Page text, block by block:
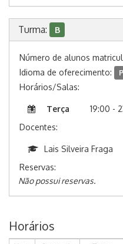
Turma: B
Número de alunos
Idioma de oferecimento:
Horários/Salas:
Terça 19:00 -
Docentes:
Lais Silveira Fraga
Reservas:
Não possui reservas.
Horários